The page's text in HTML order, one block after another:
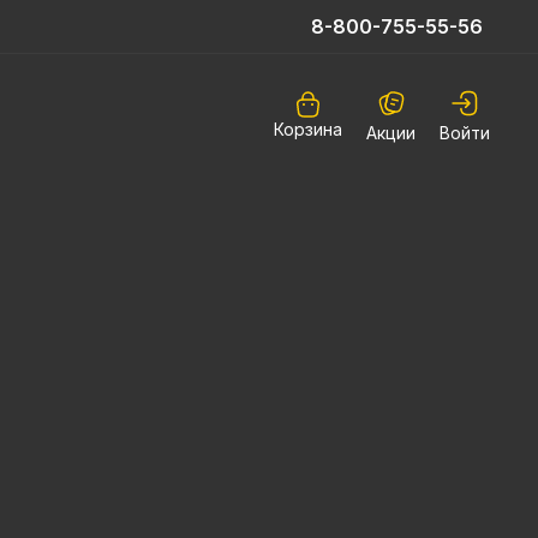
8-800-755-55-56
Корзина Акции Войти